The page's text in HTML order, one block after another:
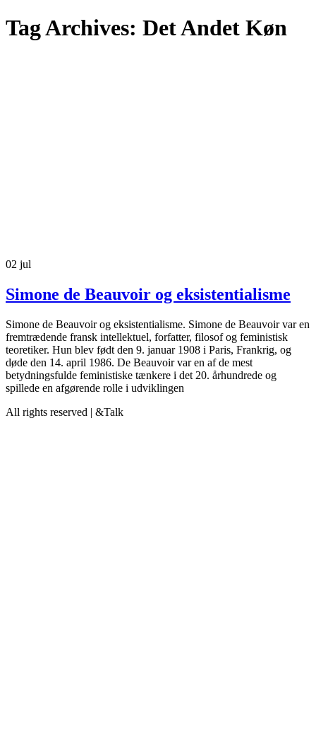
Tag Archives: Det Andet Køn
02 jul
Simone de Beauvoir og eksistentialisme
Simone de Beauvoir og eksistentialisme. Simone de Beauvoir var en
fremtrædende fransk intellektuel, forfatter, filosof og feministisk
teoretiker. Hun blev født den 9. januar 1908 i Paris, Frankrig, og
døde den 14. april 1986. De Beauvoir var en af de mest
betydningsfulde feministiske tænkere i det 20. århundrede og
spillede en afgørende rolle i udviklingen
All rights reserved | &Talk